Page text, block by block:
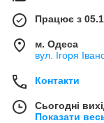
Працює з
м. Одеса
вул. Ігоря
Контакти
Сьогодні
Показати